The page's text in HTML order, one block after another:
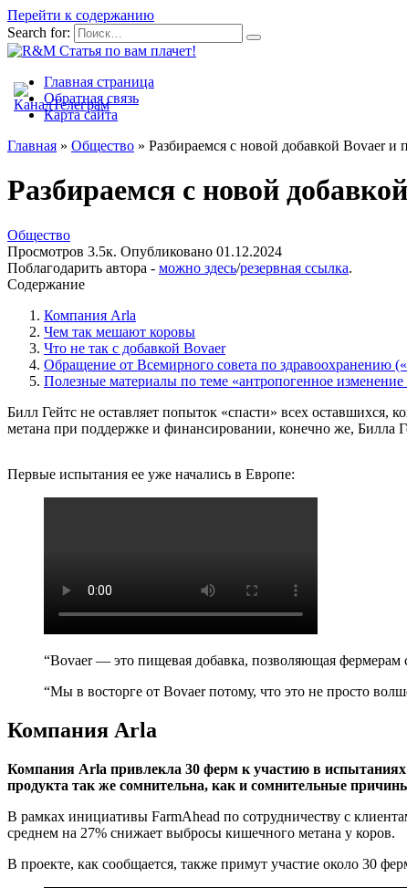
Перейти к содержанию
Search for:
Главная страница
Обратная связь
Карта сайта
Главная » Общество » Разбираемся с новой добавкой Bovaer
Разбираемся с новой
Общество
Просмотров 3.5к. Опубликовано 01.12.2024
Поблагодарить автора - можно здесь/резервная ссылка.
Содержание
Компания Arla
Чем так мешают коровы
Что не так с добавкой Bovaer
Обращение от Всемирного совета по здравоохранению
Полезные материалы по теме «антропогенное изменение
Билл Гейтс не оставляет попыток «спасти» всех
метана при поддержке и финансировании, конечно же, Билла
Первые испытания ее уже начались в Европе:
“Bovaer — это пищевая добавка, позволяющая фермерам
“Мы в восторге от Bovaer потому, что это не просто
Компания Arla
Компания Arla привлекла 30 ферм к участию в испытаниях
продукта так же сомнительна, как и сомнительные
В рамках инициативы FarmAhead по сотрудничеству с
среднем на 27% снижает выбросы кишечного метана у коров.
В проекте, как сообщается, также примут участие около 30